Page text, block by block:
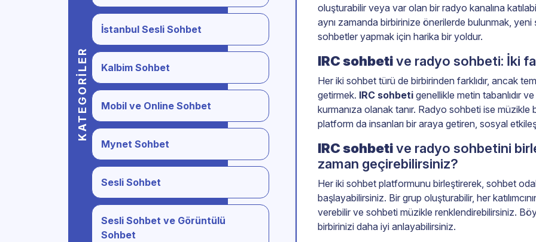
KATEGORILER
İstanbul Sesli Sohbet
Kalbim Sohbet
Mobil ve Online Sohbet
Mynet Sohbet
Sesli Sohbet
Sesli Sohbet ve Görüntülü
Sohbet
oluşturabilir veya var olan bir radyo kanalına
aynı zamanda birbirinize önerilerde bulunmak, yeni
sohbetler yapmak için harika bir yoldur.
IRC sohbetive radyo sohbeti: İki
Her iki sohbet türü de birbirinden farklıdır, ancak
getirmek. IRC sohbeti genellikle metin tabanlıdır
kurmanıza olanak tanır. Radyo sohbeti ise müzikle
platform da insanları bir araya getiren, sosyal
IRC sohbetive radyo sohbetini
zaman geçirebilirsiniz?
Her iki sohbet platformunu birleştirerek, sohbet
başlayabilirsiniz. Bir grup oluşturabilir, her
verebilir ve sohbeti müzikle renklendirebilirsiniz.
birbirinizi daha iyi anlayabilirsiniz.